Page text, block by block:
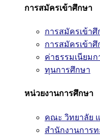
การสมัครเข้าศึกษา
การสมัครเข้า
การสมัครเข้า
ค่าธรรมเนียมก
ทุนการศึกษา
หน่วยงานการศึกษา
คณะ วิทยาลัย
สำนักงานการท